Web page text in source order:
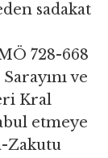
sadakat
728-668
ve
Kral
etmeye
Zakutu